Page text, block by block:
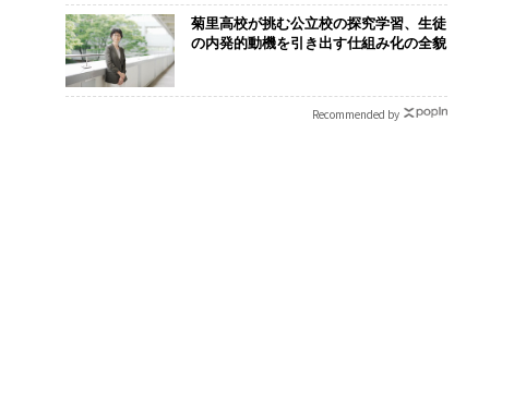
菊里高校が挑む公立校の探究学習、生徒
の内発的動機を引き出す仕組み化の全貌
Recommended by